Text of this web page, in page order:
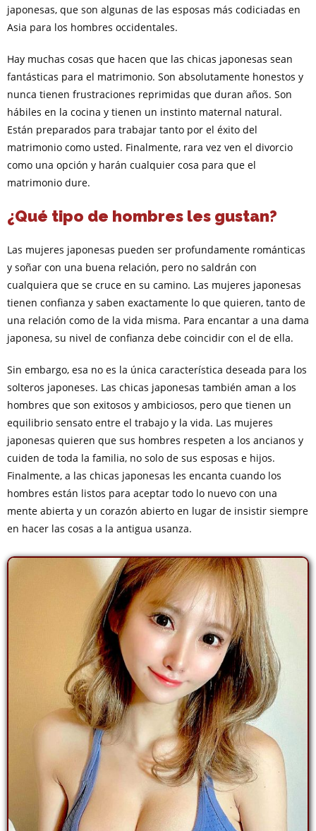
japonesas, que son algunas de las esposas más codiciadas en
Asia para los hombres occidentales.
Hay muchas cosas que hacen que las chicas japonesas sean
fantásticas para el matrimonio. Son absolutamente honestos y
nunca tienen frustraciones reprimidas que duran años. Son
hábiles en la cocina y tienen un instinto maternal natural.
Están preparados para trabajar tanto por el éxito del
matrimonio como usted. Finalmente, rara vez ven el divorcio
como una opción y harán cualquier cosa para que el
matrimonio dure.
¿Qué tipo de hombres les gustan?
Las mujeres japonesas pueden ser profundamente románticas
y soñar con una buena relación, pero no saldrán con
cualquiera que se cruce en su camino. Las mujeres japonesas
tienen confianza y saben exactamente lo que quieren, tanto de
una relación como de la vida misma. Para encantar a una dama
japonesa, su nivel de confianza debe coincidir con el de ella.
Sin embargo, esa no es la única característica deseada para los
solteros japoneses. Las chicas japonesas también aman a los
hombres que son exitosos y ambiciosos, pero que tienen un
equilibrio sensato entre el trabajo y la vida. Las mujeres
japonesas quieren que sus hombres respeten a los ancianos y
cuiden de toda la familia, no solo de sus esposas e hijos.
Finalmente, a las chicas japonesas les encanta cuando los
hombres están listos para aceptar todo lo nuevo con una
mente abierta y un corazón abierto en lugar de insistir siempre
en hacer las cosas a la antigua usanza.